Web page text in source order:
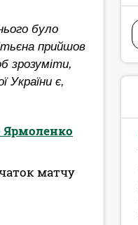
було
прийшов
зрозуміти,
України є,
Ярмоленко
матчу